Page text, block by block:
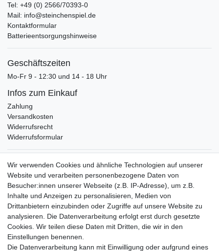
Tel: +49 (0) 2566/70393-0
Mail: info@steinchenspiel.de
Kontaktformular
Batterieentsorgungshinweise
Geschäftszeiten
Mo-Fr 9 - 12:30 und 14 - 18 Uhr
Infos zum Einkauf
Zahlung
Versandkosten
Widerrufsrecht
Widerrufsformular
Verpackungslizenz
bei der Landbell AG
Zahlungsarten
Vorabüberweisung
Rechnungskauf
Zahlung bei Abholung
PayPal (inkl. Kreditkarten)
Wir verwenden Cookies und ähnliche Technologien auf unserer
Website und verarbeiten personenbezogene Daten von
Besucher:innen unserer Webseite (z.B. IP-Adresse), um z.B.
Inhalte und Anzeigen zu personalisieren, Medien von
Drittanbietern einzubinden oder Zugriffe auf unsere Website zu
analysieren. Die Datenverarbeitung erfolgt erst durch gesetzte
Cookies. Wir teilen diese Daten mit Dritten, die wir in den
Einstellungen benennen.
Die Datenverarbeitung kann mit Einwilligung oder aufgrund eines